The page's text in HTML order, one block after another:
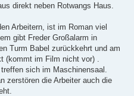
direkt neben Rotwangs Haus.
Arbeitern, ist im Roman viel
gibt Freder Großalarm in
Turm Babel zurückkehrt und am
(kommt im Film nicht vor) .
sich im Maschinensaal.
zerstören die Arbeiter auch die